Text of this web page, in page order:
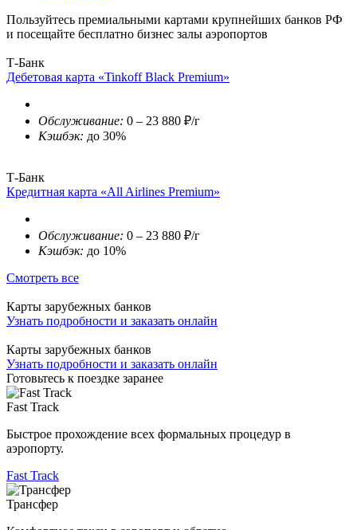
Пользуйтесь премиальными картами крупнейших банков РФ
и посещайте бесплатно бизнес залы аэропортов
Т-Банк
Дебетовая карта «Tinkoff Black Premium»
Обслуживание: 0 – 23 880 ₽/г
Кэшбэк: до 30%
Т-Банк
Кредитная карта «All Airlines Premium»
Обслуживание: 0 – 23 880 ₽/г
Кэшбэк: до 10%
Смотреть все
Карты зарубежных банков
Узнать подробности и заказать онлайн
Карты зарубежных банков
Узнать подробности и заказать онлайн
Готовьтесь к поездке заранее
Fast Track
Быстрое прохождение всех формальных процедур в
аэропорту.
Fast Track
Трансфер